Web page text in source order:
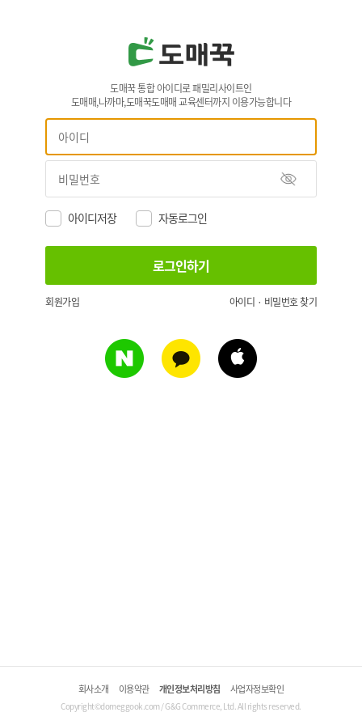
도매꾹 통합 아이디로 패밀리사이트인
도매매,나까마,도매꾹도매매 교육센터까지 이용가능합니다
아이디저장 자동로그인
회원가입 아이디 · 비밀번호 찾기
회사소개 이용약관 개인정보처리방침 사업자정보확인
Copyright©domeggook.com / G&G Commerce, Ltd. All rights reserved.